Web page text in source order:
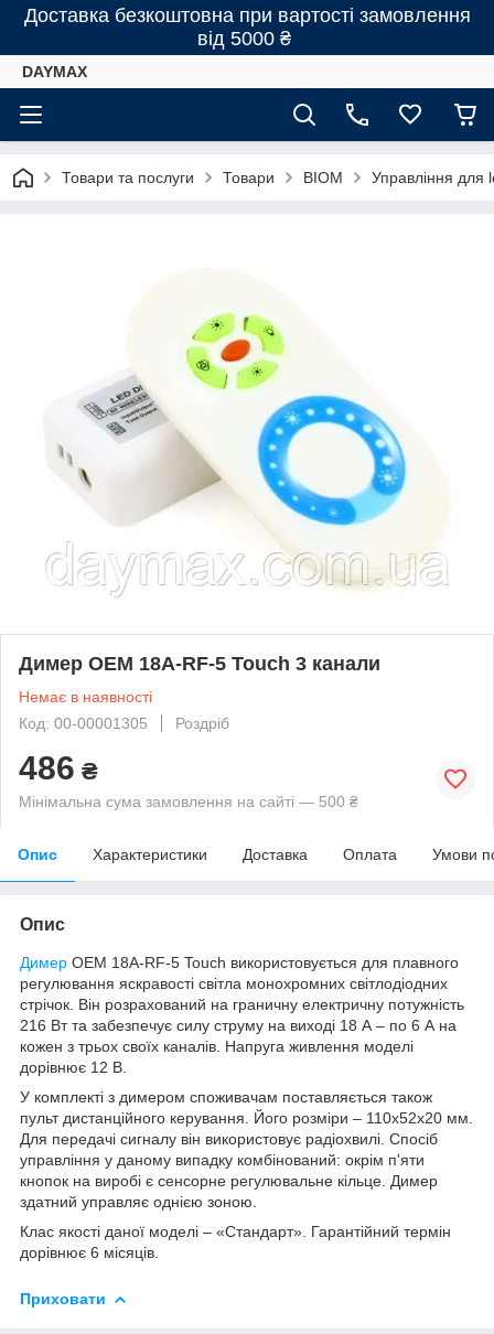
Доставка безкоштовна при вартості замовлення
від 5000 ₴
DAYMAX
Товари та послуги Товари BIOM Управління для
Димер OEM 18A-RF-5 Touch 3 канали
Немає в наявності
Код: 00-00001305
Роздріб
486 ₴
Мінімальна сума замовлення на сайті — 500 ₴
Опис Характеристики Доставка Оплата Умови
Опис
Димер OEM 18A-RF-5 Touch використовується для плавного
регулювання яскравості світла монохромних світлодіодних
стрічок. Він розрахований на граничну електричну потужність
216 Вт та забезпечує силу струму на виході 18 А – по 6 А на
кожен з трьох своїх каналів. Напруга живлення моделі
дорівнює 12 В.
У комплекті з димером споживачам поставляється також
пульт дистанційного керування. Його розміри – 110х52х20 мм.
Для передачі сигналу він використовує радіохвилі. Спосіб
управління у даному випадку комбінований: окрім п'яти
кнопок на виробі є сенсорне регулювальне кільце. Димер
здатний управляє однією зоною.
Клас якості даної моделі – «Стандарт». Гарантійний термін
дорівнює 6 місяців.
Приховати